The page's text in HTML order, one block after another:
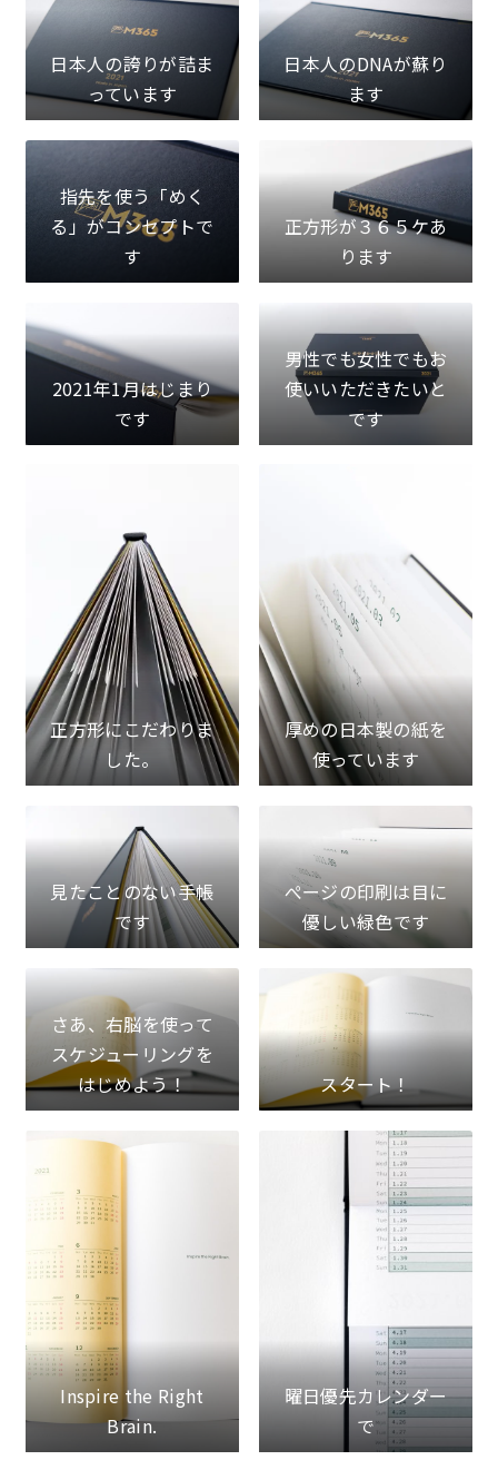
日本人の誇りが詰ま
っています
日本人のDNAが蘇り
ます
指先を使う「めく
る」がコンセプトで
す
正方形が３６５ケあ
ります
2021年1月はじまり
です
男性でも女性でもお
使いいただきたいと
です
正方形にこだわりま
した。
厚めの日本製の紙を
使っています
見たことのない手帳
です
ぺージの印刷は目に
優しい緑色です
さあ、右脳を使って
スケジューリングを
はじめよう！
スタート！
Inspire the Right
Brain.
曜日優先カレンダー
で